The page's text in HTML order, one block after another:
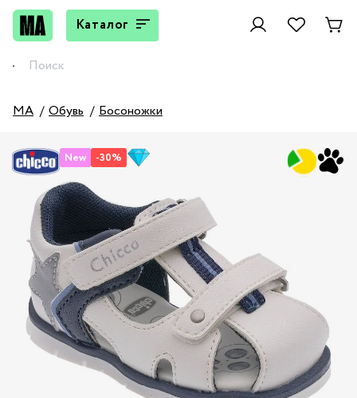
Каталог
MA Обувь Босоножки
New -30%